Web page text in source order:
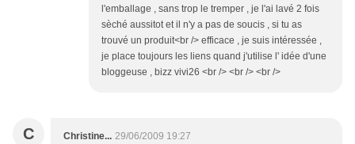
l'emballage , sans trop le tremper , je l'ai lavé 2 fois
sèché aussitot et il n'y a pas de soucis , si tu as
trouvé un produit<br /> efficace , je suis intéressée ,
je place toujours les liens quand j'utilise l' idée d'une
bloggeuse , bizz vivi26 <br /> <br /> <br />
C Christine... 29/06/2009 19:27